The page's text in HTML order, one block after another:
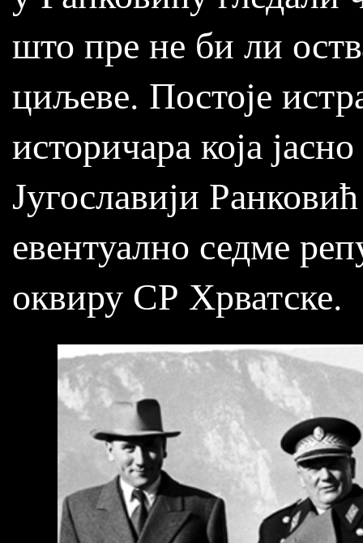
што пре не би ли
циљеве. Постоје
историчара која
Југославији
евентуално седме
оквиру СР Хрватске.